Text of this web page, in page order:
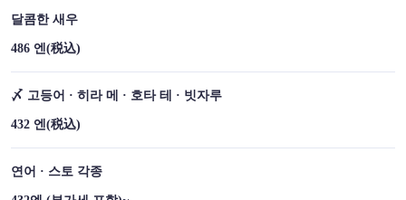
달콤한 새우
486 엔(税込)
〆 고등어 · 히라 메 · 호타 테 · 빗자루
432 엔(税込)
연어 · 스토 각종